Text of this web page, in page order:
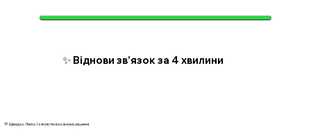
✨ Віднови зв’язок за 4 хвилини
💛 Швидко. Легко. І з ясністю в кожному рішенні.